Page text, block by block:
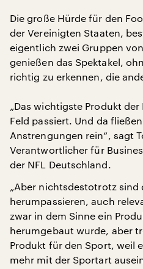
Die große Hürde für den
der Vereinigten Staaten,
eigentlich zwei Gruppen
genießen das Spektakel,
richtig zu erkennen, die
„Das wichtigste Produkt
Feld passiert. Und da
Anstrengungen rein“, sagt
Verantwortlicher für
der NFL Deutschland.
„Aber nichtsdestotrotz sind
herumpassieren, auch
zwar in dem Sinne ein
herumgebaut wurde, aber
Produkt für den Sport, weil
mehr mit der Sportart